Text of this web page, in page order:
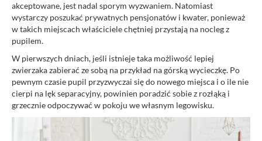
akceptowane, jest nadal sporym wyzwaniem. Natomiast
wystarczy poszukać prywatnych pensjonatów i kwater, ponieważ
w takich miejscach właściciele chętniej przystają na nocleg z
pupilem.
W pierwszych dniach, jeśli istnieje taka możliwość lepiej
zwierzaka zabierać ze sobą na przykład na górską wycieczkę. Po
pewnym czasie pupil przyzwyczai się do nowego miejsca i o ile nie
cierpi na lęk separacyjny, powinien poradzić sobie z rozłąką i
grzecznie odpoczywać w pokoju we własnym legowisku.